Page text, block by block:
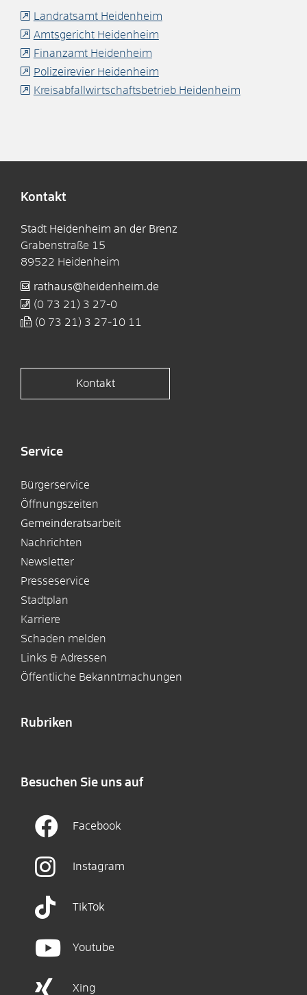
Landratsamt Heidenheim
Amtsgericht Heidenheim
Finanzamt Heidenheim
Polizeirevier Heidenheim
Kreisabfallwirtschaftsbetrieb Heidenheim
Kontakt
Stadt Heidenheim an der Brenz
Grabenstraße 15
89522 Heidenheim
rathaus@heidenheim.de
(0 73 21) 3 27-0
(0 73 21) 3 27-10 11
Kontakt
Service
Bürgerservice
Öffnungszeiten
Gemeinderatsarbeit
Nachrichten
Newsletter
Presseservice
Stadtplan
Karriere
Schaden melden
Links & Adressen
Öffentliche Bekanntmachungen
Rubriken
Besuchen Sie uns auf
Facebook
Instagram
TikTok
Youtube
Xing